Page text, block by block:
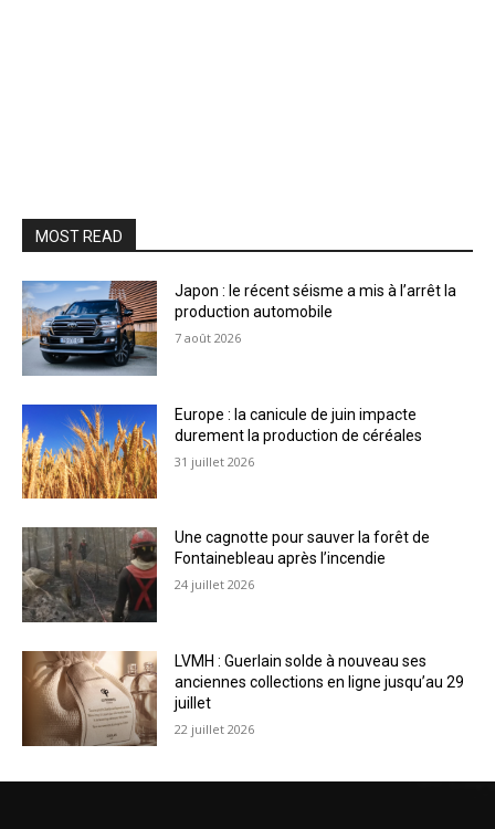
MOST READ
Japon : le récent séisme a mis à l’arrêt la
production automobile
7 août 2026
Europe : la canicule de juin impacte
durement la production de céréales
31 juillet 2026
Une cagnotte pour sauver la forêt de
Fontainebleau après l’incendie
24 juillet 2026
LVMH : Guerlain solde à nouveau ses
anciennes collections en ligne jusqu’au 29
juillet
22 juillet 2026